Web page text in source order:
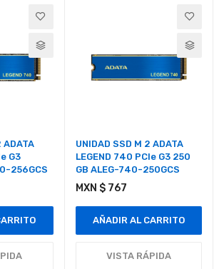
ADATA
G3
256GCS
UNIDAD SSD M 2 ADATA
LEGEND 740 PCIe G3 250
GB ALEG-740-250GCS
MXN $ 767
AÑADIR AL CARRITO
VISTA RÁPIDA